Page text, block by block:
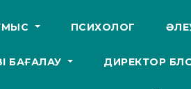
ПСИХОЛОГ
БАҒАЛАУ ДИРЕКТОР